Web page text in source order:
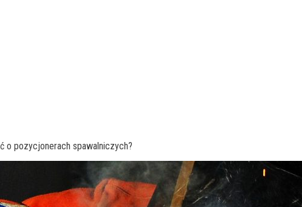
o pozycjonerach spawalniczych?